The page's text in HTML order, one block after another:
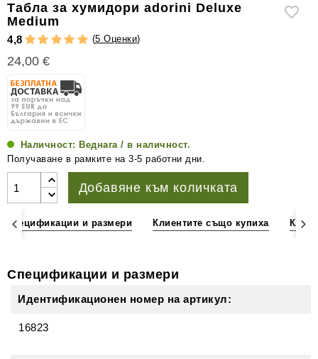
Други
аксесоари
пури
Табла за хумидори adorini Deluxe
Medium
4,8 (5 Оценки)
24,00 €
Наличност: Веднага / в наличност.
Получаване в рамките на 3-5 работни дни.
Добавяне към количката
Спецификации и размери Клиентите също купиха
Спецификации и размери
Идентификационен номер на артикул:
16823